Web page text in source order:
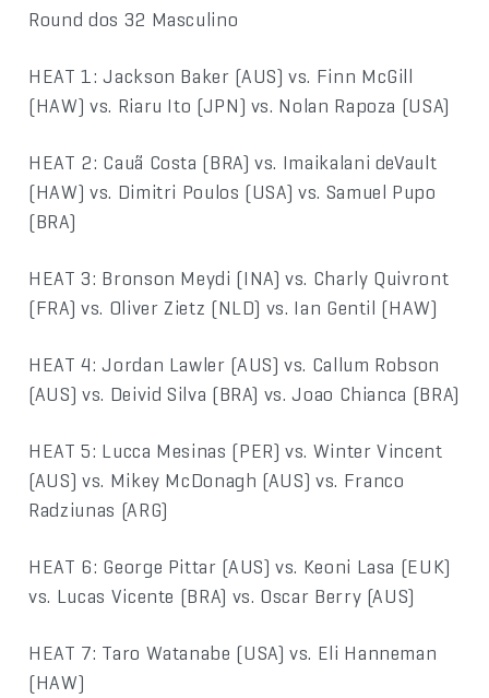
Round dos 32 Masculino
HEAT 1: Jackson Baker (AUS) vs. Finn McGill
(HAW) vs. Riaru Ito (JPN) vs. Nolan Rapoza (USA)
HEAT 2: Cauã Costa (BRA) vs. Imaikalani deVault
(HAW) vs. Dimitri Poulos (USA) vs. Samuel Pupo
(BRA)
HEAT 3: Bronson Meydi (INA) vs. Charly Quivront
(FRA) vs. Oliver Zietz (NLD) vs. Ian Gentil (HAW)
HEAT 4: Jordan Lawler (AUS) vs. Callum Robson
(AUS) vs. Deivid Silva (BRA) vs. Joao Chianca (BRA)
HEAT 5: Lucca Mesinas (PER) vs. Winter Vincent
(AUS) vs. Mikey McDonagh (AUS) vs. Franco
Radziunas (ARG)
HEAT 6: George Pittar (AUS) vs. Keoni Lasa (EUK)
vs. Lucas Vicente (BRA) vs. Oscar Berry (AUS)
HEAT 7: Taro Watanabe (USA) vs. Eli Hanneman
(HAW)